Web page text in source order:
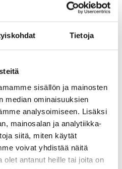
Tietoja
sisällön ja mainosten
median ominaisuuksien
analysoimiseen. Lisäksi
mainosalan ja analytiikka-
siitä, miten käytät
voivat yhdistää näitä
olet antanut heille tai joita on